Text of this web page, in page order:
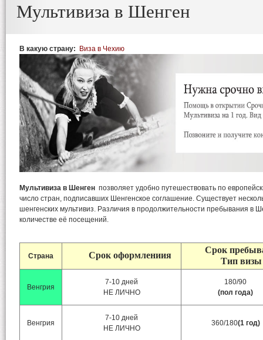
Мультивиза в Шенген
В какую страну: Виза в Чехию
Мультивиза в Шенген позволяет удобно путешествовать по
число стран, подписавших Шенгенское соглашение. Существует
шенгенских мультивиз. Различия в продолжительности пребывания в
количестве её посещений.
Страна Срок оформлениия
Срок
Тип визы
Венгрия
7-10 дней
НЕ ЛИЧНО
180/90
(пол года)
Венгрия
7-10 дней
НЕ ЛИЧНО
360/180(1 год)